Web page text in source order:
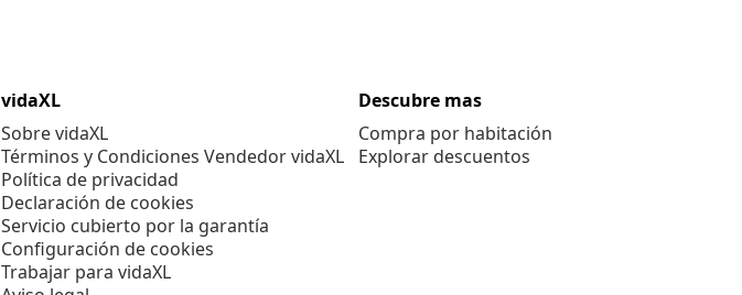
vidaXL
Sobre vidaXL
Términos y Condiciones Vendedor vidaXL
Política de privacidad
Declaración de cookies
Servicio cubierto por la garantía
Configuración de cookies
Trabajar para vidaXL
Descubre mas
Compra por habitación
Explorar descuentos